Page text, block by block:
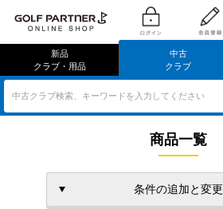
新品
クラブ・用品
中古
クラブ
中古クラブ検索、キーワードを入力してください
商品一覧
条件の追加と変更